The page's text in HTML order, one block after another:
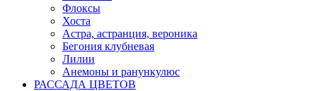
Флоксы
Хоста
Астра, астранция, вероника
Бегония клубневая
Лилии
Анемоны и ранункулюс
РАССАДА ЦВЕТОВ